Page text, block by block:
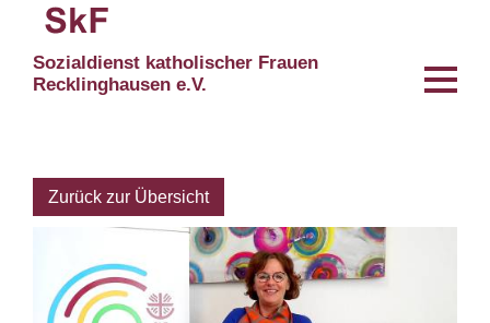
Sozialdienst katholischer Frauen
Recklinghausen e.V.
Zurück zur Übersicht